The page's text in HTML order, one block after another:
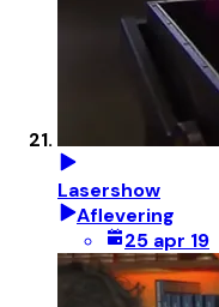
Lasershow
Aflevering
25 apr 19